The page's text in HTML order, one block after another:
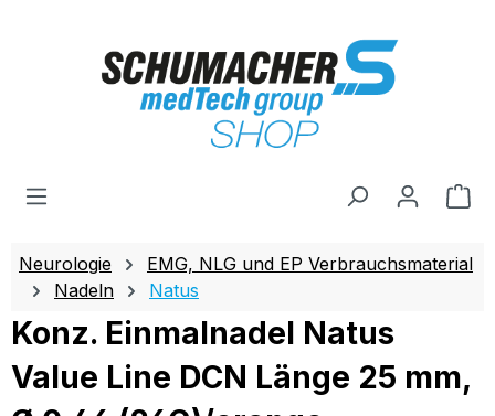
Neurologie
EMG, NLG und EP Verbrauchsmaterial
Nadeln
Natus
Konz. Einmalnadel Natus
Value Line DCN Länge 25 mm,